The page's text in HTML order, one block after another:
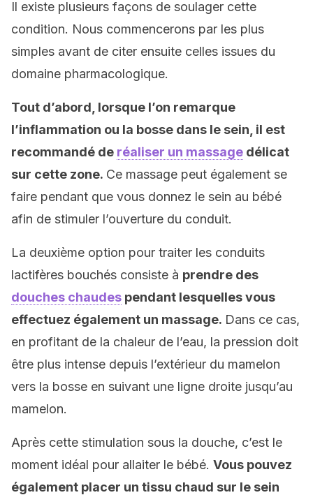
Il existe plusieurs façons de soulager cette
condition. Nous commencerons par les plus
simples avant de citer ensuite celles issues du
domaine pharmacologique.
Tout d’abord, lorsque l’on remarque
l’inflammation ou la bosse dans le sein, il est
recommandé de réaliser un massage délicat
sur cette zone. Ce massage peut également se
faire pendant que vous donnez le sein au bébé
afin de stimuler l’ouverture du conduit.
La deuxième option pour traiter les conduits
lactifères bouchés consiste à prendre des
douches chaudes pendant lesquelles vous
effectuez également un massage. Dans ce cas,
en profitant de la chaleur de l’eau, la pression doit
être plus intense depuis l’extérieur du mamelon
vers la bosse en suivant une ligne droite jusqu’au
mamelon.
Après cette stimulation sous la douche, c’est le
moment idéal pour allaiter le bébé. Vous pouvez
également placer un tissu chaud sur le sein